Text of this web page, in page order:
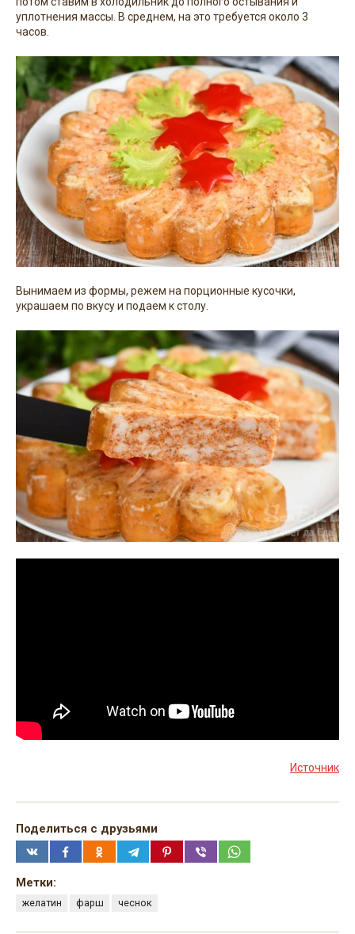
уплотнения массы. В среднем, на это требуется около 3
часов.
Вынимаем из формы, режем на порционные кусочки,
украшаем по вкусу и подаем к столу.
Источник
Поделиться с друзьями
Метки:
желатин фарш чеснок